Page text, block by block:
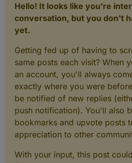
Hello! It looks like you're
conversation, but you don't
yet.
Getting fed up of having to
same posts each visit? When
an account, you'll always
exactly where you were
be notified of new replies
push notification). You'll also
bookmarks and upvote posts
appreciation to other
With your input, this post